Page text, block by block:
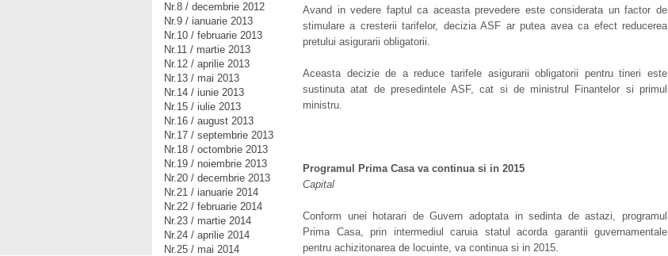
Avand in vedere faptul ca aceasta prevedere este considerata un factor de
stimulare a cresterii tarifelor, decizia ASF ar putea avea ca efect reducerea
pretului asigurarii obligatorii.
Aceasta decizie de a reduce tarifele asigurarii obligatorii pentru tineri este
sustinuta atat de presedintele ASF, cat si de ministrul Finantelor si primul
ministru.
Programul Prima Casa va continua si in 2015
Capital
Conform unei hotarari de Guvern adoptata in sedinta de astazi, programul
Prima Casa, prin intermediul caruia statul acorda garantii guvernamentale
pentru achizitonarea de locuinte, va continua si in 2015.
Nr.8 / decembrie 2012
Nr.9 / ianuarie 2013
Nr.10 / februarie 2013
Nr.11 / martie 2013
Nr.12 / aprilie 2013
Nr.13 / mai 2013
Nr.14 / iunie 2013
Nr.15 / iulie 2013
Nr.16 / august 2013
Nr.17 / septembrie 2013
Nr.18 / octombrie 2013
Nr.19 / noiembrie 2013
Nr.20 / decembrie 2013
Nr.21 / ianuarie 2014
Nr.22 / februarie 2014
Nr.23 / martie 2014
Nr.24 / aprilie 2014
Nr.25 / mai 2014